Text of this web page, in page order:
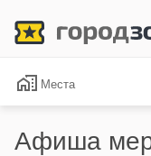
Места
Афиша